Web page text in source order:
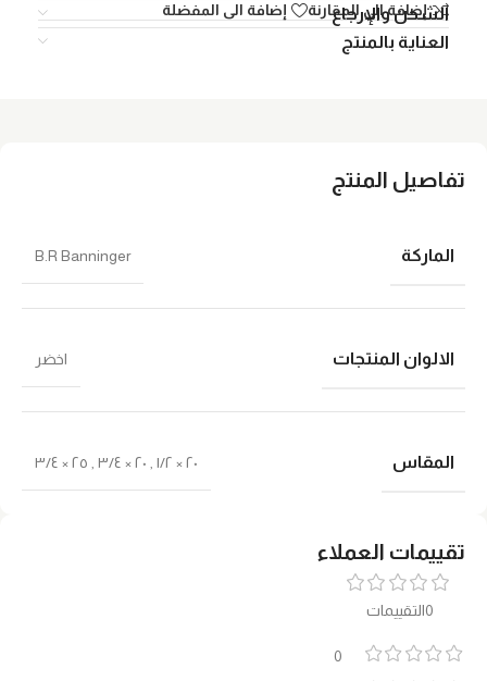
إضافة الي المقارنة إضافة الى المفضلة
الشحن والإرجاع
العناية بالمنتج
تقييمات العملاء
0التقييمات
0
تفاصيل المنتج
الماركة B.R Banninger
الالوان المنتجات اخضر
المقاس ٢٠ × ١/٢ ٢٠ × ٣/٤ ٢٥ × ٣/٤